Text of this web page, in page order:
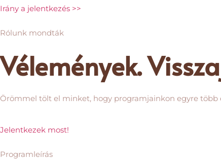
Irány a jelentkezés >>
Rólunk mondták
Vélemények.
Örömmel tölt el minket, hogy programjainkon egyre
Jelentkezek most!
Programleírás